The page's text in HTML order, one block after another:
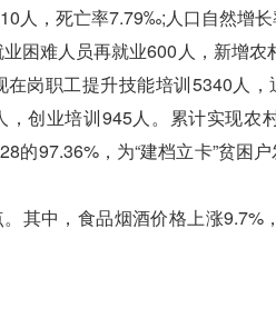
人，死亡率7.79‰;人口自然增长
难人员再就业600人，新增农
岗职工提升技能培训5340人
创业培训945人。累计实现农
97.36%，为“建档立卡”贫困
中，食品烟酒价格上涨9.7%